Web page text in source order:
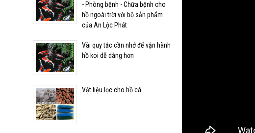
- Phòng bệnh - Chữa bệnh cho
hồ ngoài trời với bộ sản phẩm
của An Lộc Phát
Vài quy tắc cần nhớ để vận hành
hồ koi dễ dàng hơn
Vật liệu lọc cho hồ cá
Vật liệu lọc cho hồ cá
Dấu hiệu nhận biết cá Koi
đang bị bệnh
Kiểm tra nước hồ nuôi cá
Koi